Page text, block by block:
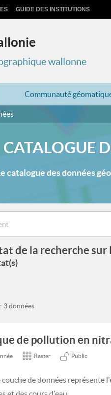
GUIDE DES INSTITUTIONS
wallonne
Communauté
CATALOGUE
catalogue des données
de la recherche
3 données
de pollution en
Raster Public
de données